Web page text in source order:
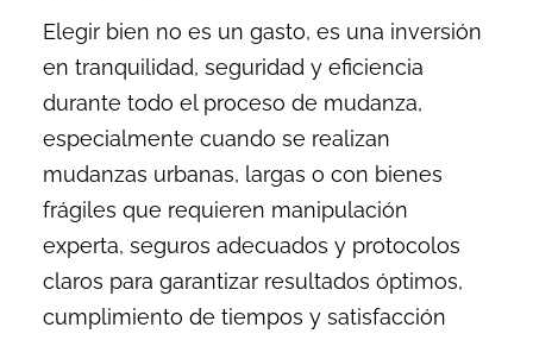
Elegir bien no es un gasto, es una inversión
en tranquilidad, seguridad y eficiencia
durante todo el proceso de mudanza,
especialmente cuando se realizan
mudanzas urbanas, largas o con bienes
frágiles que requieren manipulación
experta, seguros adecuados y protocolos
claros para garantizar resultados óptimos,
cumplimiento de tiempos y satisfacción